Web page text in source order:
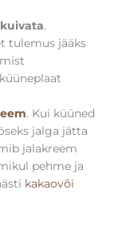
.
tulemus jääks
. Kui küüned
jalga jätta
jalakreem
pehme ja
kakaovõi